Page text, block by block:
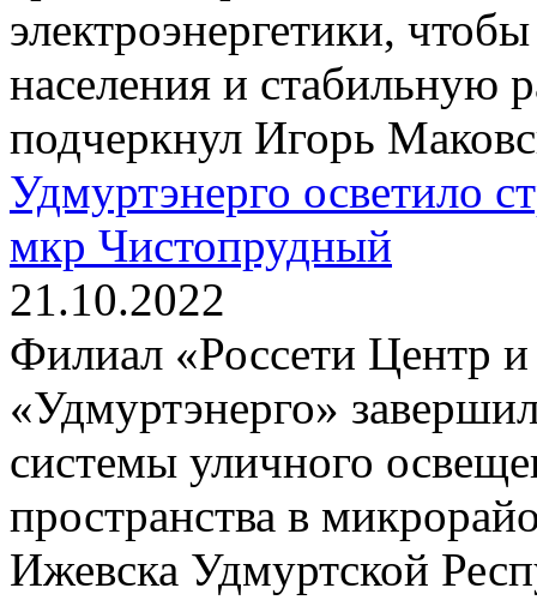
электроэнергетики,
населения и стабильную
подчеркнул Игорь
Удмуртэнерго осветило
мкр Чистопрудный
21.10.2022
Филиал «Россети Центр
«Удмуртэнерго»
системы уличного
пространства в
Ижевска Удмуртской